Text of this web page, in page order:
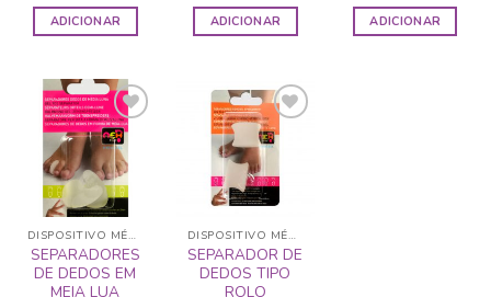
ADICIONAR
ADICIONAR
ADICIONAR
ADICIONAR
A LISTA DE
DESEJOS
DISPOSITIVO MÉDICO
SEPARADORES
DE DEDOS EM
MEIA LUA
ADICIONAR
A LISTA DE
DISPOSITIVO MÉDICO
SEPARADOR DE
DEDOS TIPO
ROLO